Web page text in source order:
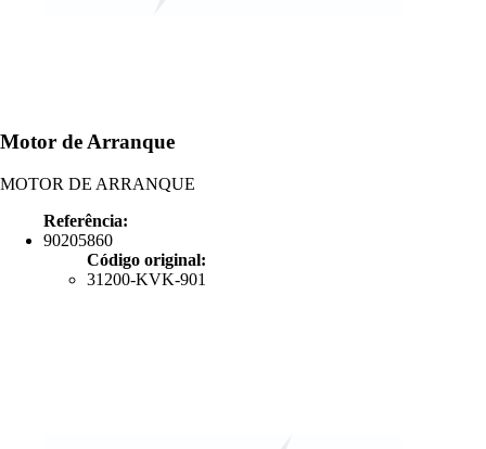
Motor de Arranque
MOTOR DE ARRANQUE
Referência:
90205860
Código original:
31200-KVK-901